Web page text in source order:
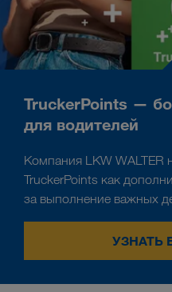
TruckerPoints —
для водителей
Компания LKW WALTER
TruckerPoints как
за выполнение важных
УЗНАТЬ